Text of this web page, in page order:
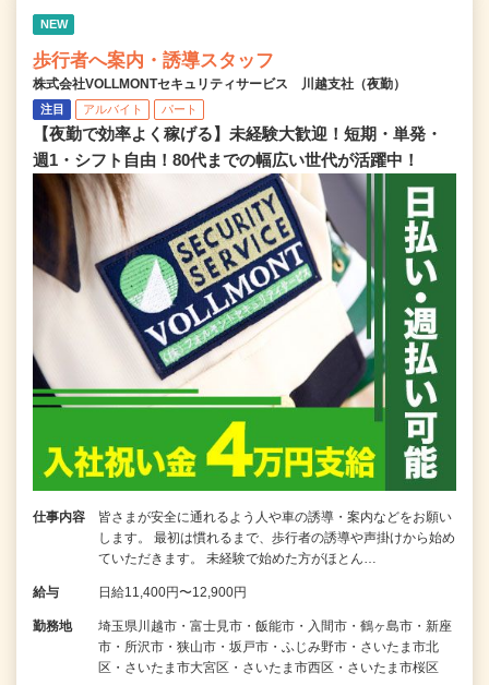
NEW
歩行者へ案内・誘導スタッフ
株式会社VOLLMONTセキュリティサービス 川越支社（夜勤）
注目 アルバイト パート
【夜勤で効率よく稼げる】未経験大歓迎！短期・単発・
週1・シフト自由！80代までの幅広い世代が活躍中！
仕事内容
皆さまが安全に通れるよう人や車の誘導・案内などをお願い
します。 最初は慣れるまで、歩行者の誘導や声掛けから始め
ていただきます。 未経験で始めた方がほとん…
給与 日給11,400円〜12,900円
勤務地
埼玉県川越市・富士見市・飯能市・入間市・鶴ヶ島市・新座
市・所沢市・狭山市・坂戸市・ふじみ野市・さいたま市北
区・さいたま市大宮区・さいたま市西区・さいたま市桜区